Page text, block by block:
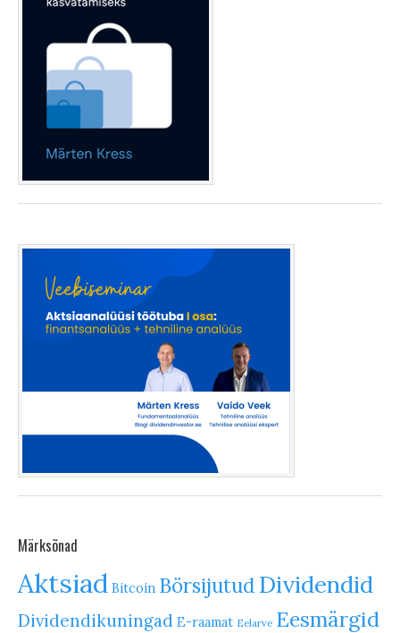
Märksõnad
Aktsiad Bitcoin Börsijutud Dividendid
Dividendikuningad E-raamat Eelarve Eesmärgid